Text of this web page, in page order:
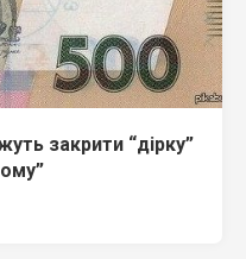
закрити “дірку”